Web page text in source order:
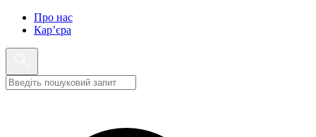
Про нас
Кар’єра